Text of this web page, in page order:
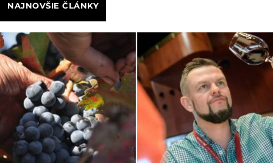
NAJNOVŠIE ČLÁNKY